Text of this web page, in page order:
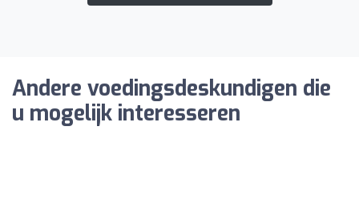
Andere voedingsdeskundigen die
u mogelijk interesseren